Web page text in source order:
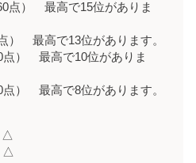
） 最高で15位がありま
最高で13位があります。
） 最高で10位がありま
最高で8位があります。
△
△